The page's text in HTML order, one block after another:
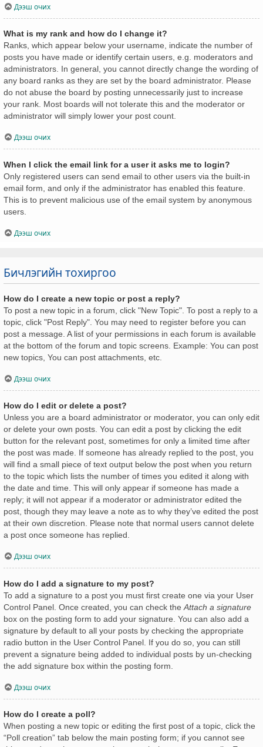
Дээш очих
What is my rank and how do I change it?
Ranks, which appear below your username, indicate the number of
posts you have made or identify certain users, e.g. moderators and
administrators. In general, you cannot directly change the wording of
any board ranks as they are set by the board administrator. Please
do not abuse the board by posting unnecessarily just to increase
your rank. Most boards will not tolerate this and the moderator or
administrator will simply lower your post count.
Дээш очих
When I click the email link for a user it asks me to login?
Only registered users can send email to other users via the built-in
email form, and only if the administrator has enabled this feature.
This is to prevent malicious use of the email system by anonymous
users.
Дээш очих
Бичлэгийн тохиргоо
How do I create a new topic or post a reply?
To post a new topic in a forum, click "New Topic". To post a reply to a
topic, click "Post Reply". You may need to register before you can
post a message. A list of your permissions in each forum is available
at the bottom of the forum and topic screens. Example: You can post
new topics, You can post attachments, etc.
Дээш очих
How do I edit or delete a post?
Unless you are a board administrator or moderator, you can only edit
or delete your own posts. You can edit a post by clicking the edit
button for the relevant post, sometimes for only a limited time after
the post was made. If someone has already replied to the post, you
will find a small piece of text output below the post when you return
to the topic which lists the number of times you edited it along with
the date and time. This will only appear if someone has made a
reply; it will not appear if a moderator or administrator edited the
post, though they may leave a note as to why they’ve edited the post
at their own discretion. Please note that normal users cannot delete
a post once someone has replied.
Дээш очих
How do I add a signature to my post?
To add a signature to a post you must first create one via your User
Control Panel. Once created, you can check the Attach a signature
box on the posting form to add your signature. You can also add a
signature by default to all your posts by checking the appropriate
radio button in the User Control Panel. If you do so, you can still
prevent a signature being added to individual posts by un-checking
the add signature box within the posting form.
Дээш очих
How do I create a poll?
When posting a new topic or editing the first post of a topic, click the
“Poll creation” tab below the main posting form; if you cannot see